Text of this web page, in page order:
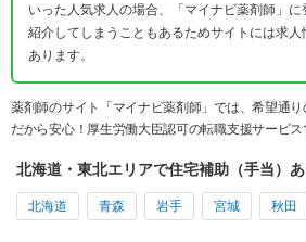
いった人気求人の場合、「マイナビ薬剤師」
紹介してしまうこともあるためサイトには求
あります。
薬剤師のサイト「マイナビ薬剤師」では、希望通
だから安心！厚生労働大臣認可の転職支援サービス
北海道・東北エリアで住宅補助（手当）
北海道 青森 岩手 宮城 秋田